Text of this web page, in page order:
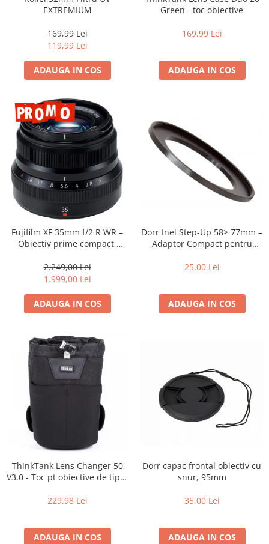
Accesorii diverse
EXTREMIUM
169,99 Lei
119,99 Lei
ADAUGA IN COS
Green - toc obiective
169,99 Lei
ADAUGA IN COS
Fujifilm XF 35mm f/2 R WR –
Obiectiv prime compact,
intemperii pentru fotografie
de zi cu zi
2.249,00 Lei
1.999,00 Lei
ADAUGA IN COS
Dorr Inel Step-Up 58> 77mm –
Adaptor Compact pentru
25,00 Lei
ADAUGA IN COS
ThinkTank Lens Changer 50
V3.0 - Toc pt obiective de tipul
229,98 Lei
ADAUGA IN COS
Dorr capac frontal obiectiv cu
snur, 95mm
35,00 Lei
ADAUGA IN COS